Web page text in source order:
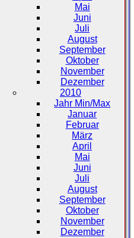
Mai
Juni
Juli
August
September
Oktober
November
Dezember
2010
Jahr Min/Max
Januar
Februar
März
April
Mai
Juni
Juli
August
September
Oktober
November
Dezember